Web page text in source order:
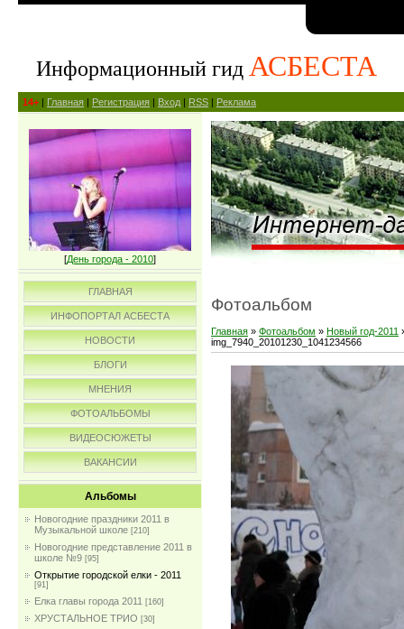
Информационный гид АСБЕСТА
14+ | Главная | Регистрация | Вход | RSS | Реклама
[День города - 2010]
ГЛАВНАЯ
ИНФОПОРТАЛ АСБЕСТА
НОВОСТИ
БЛОГИ
МНЕНИЯ
ФОТОАЛЬБОМЫ
ВИДЕОСЮЖЕТЫ
ВАКАНСИИ
Альбомы
Новогодние праздники 2011 в
Музыкальной школе [210]
Новогодние представление 2011 в
школе №9 [95]
Открытие городской елки - 2011
[91]
Елка главы города 2011 [160]
ХРУСТАЛЬНОЕ ТРИО [30]
Фотоальбом
Главная » Фотоальбом » Новый год-2011
img_7940_20101230_1041234566